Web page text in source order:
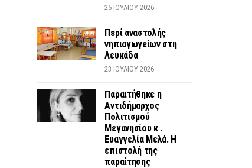
25 ΙΟΥΛΊΟΥ 2026
Περί αναστολής
νηπιαγωγείων στη
Λευκάδα
23 ΙΟΥΛΊΟΥ 2026
Παραιτήθηκε η
Αντιδήμαρχος
Πολιτισμού
Μεγανησίου κ .
Ευαγγελία Μελά. Η
επιστολή της
παραίτησης